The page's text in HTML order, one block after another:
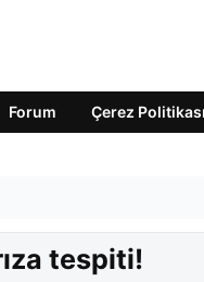
Forum Çerez Politikası
tespiti!